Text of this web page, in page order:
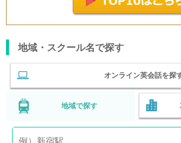
地域・スクール名で探す
オンライン英会話を探
地域で探す